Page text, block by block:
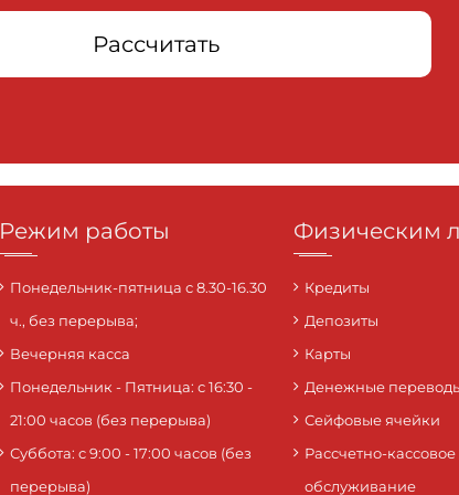
Рассчитать
Режим работы
Понедельник-пятница с 8.30-16.30
ч., без перерыва;
Вечерняя касса
Понедельник - Пятница: с 16:30 -
21:00 часов (без перерыва)
Суббота: c 9:00 - 17:00 часов (без
перерыва)
Физическим
Кредиты
Депозиты
Карты
Денежные
Сейфовые ячейки
Рассчетно-кассовое
обслуживание